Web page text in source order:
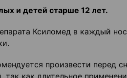
и детей старше 12 лет.
Ксиломед в каждый
произвести перед
так как дли­тельное